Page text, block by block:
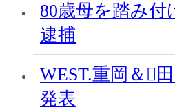
80歳母を踏み付
逮捕
WEST.重岡＆
発表